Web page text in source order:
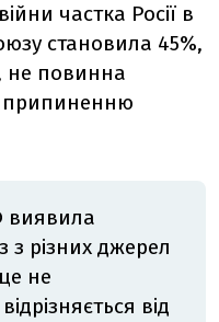
частка Росії в
становила 45%,
не повинна
припиненню
виявила
з різних джерел
не
від